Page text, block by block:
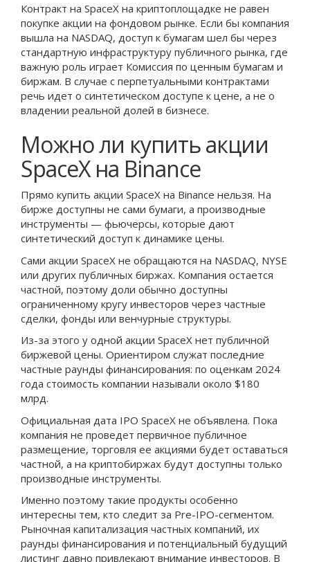
Контракт на SpaceX на криптоплощадке не равен
покупке акции на фондовом рынке. Если бы компания
вышла на NASDAQ, доступ к бумагам шел бы через
стандартную инфраструктуру публичного рынка, где
важную роль играет Комиссия по ценным бумагам и
биржам. В случае с перпетуальными контрактами
речь идет о синтетическом доступе к цене, а не о
владении реальной долей в бизнесе.
Можно ли купить акции
SpaceX на Binance
Прямо купить акции SpaceX на Binance нельзя. На
бирже доступны не сами бумаги, а производные
инструменты — фьючерсы, которые дают
синтетический доступ к динамике цены.
Сами акции SpaceX не обращаются на NASDAQ, NYSE
или других публичных биржах. Компания остается
частной, поэтому доли обычно доступны
ограниченному кругу инвесторов через частные
сделки, фонды или венчурные структуры.
Из-за этого у одной акции SpaceX нет публичной
биржевой цены. Ориентиром служат последние
частные раунды финансирования: по оценкам 2024
года стоимость компании называли около $180
млрд.
Официальная дата IPO SpaceX не объявлена. Пока
компания не проведет первичное публичное
размещение, торговля ее акциями будет оставаться
частной, а на криптобиржах будут доступны только
производные инструменты.
Именно поэтому такие продукты особенно
интересны тем, кто следит за Pre-IPO-сегментом.
Рыночная капитализация частных компаний, их
раунды финансирования и потенциальный будущий
листинг давно привлекают внимание инвесторов. В